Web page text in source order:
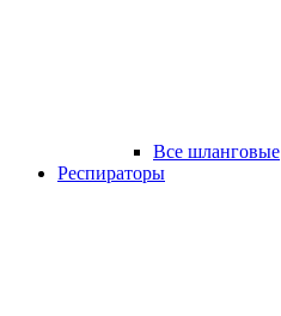
Все шланговые
Респираторы